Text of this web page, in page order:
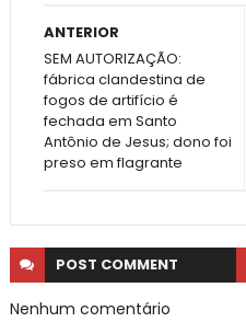
ANTERIOR
SEM AUTORIZAÇÃO:
fábrica clandestina de
fogos de artifício é
fechada em Santo
Antônio de Jesus; dono foi
preso em flagrante
POST COMMENT
Nenhum comentário